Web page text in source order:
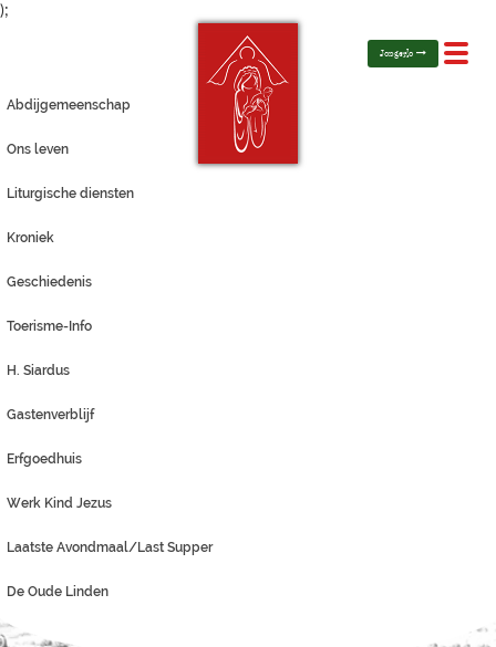
);
Toggle
Jongerlo
Abdijgemeenschap
Ons leven
Liturgische diensten
Kroniek
Geschiedenis
Toerisme-Info
H. Siardus
Gastenverblijf
Erfgoedhuis
Werk Kind Jezus
Laatste Avondmaal/Last Supper
De Oude Linden